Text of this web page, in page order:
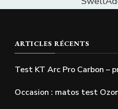
ARTICLES RÉCENTS
Test KT Arc Pro Carbon –
Occasion : matos test